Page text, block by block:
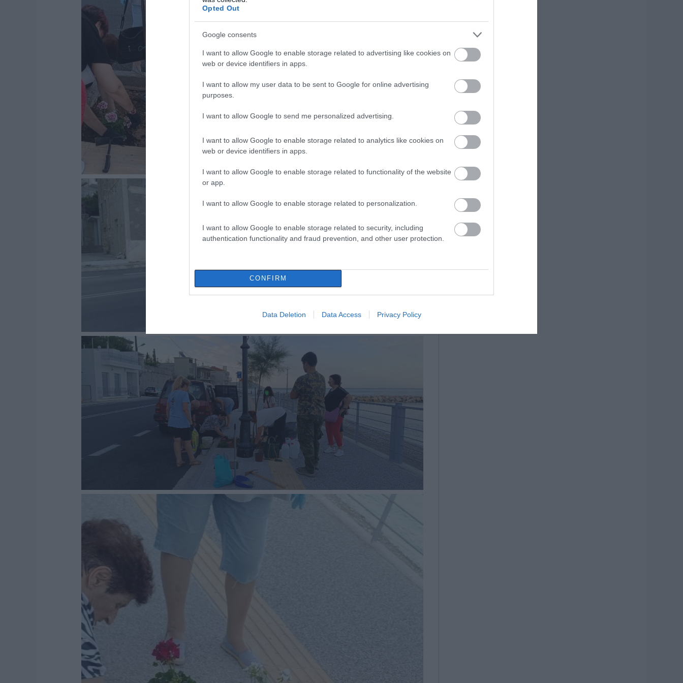
Opted Out
Google consents
I want to allow Google to enable storage related to advertising like cookies on
web or device identifiers in apps.
I want to allow my user data to be sent to Google for online advertising
purposes.
I want to allow Google to send me personalized advertising.
I want to allow Google to enable storage related to analytics like cookies on
web or device identifiers in apps.
I want to allow Google to enable storage related to functionality of the website
or app.
I want to allow Google to enable storage related to personalization.
I want to allow Google to enable storage related to security, including
authentication functionality and fraud prevention, and other user protection.
CONFIRM
Data Deletion Data Access Privacy Policy
08.08.2026 | 13:20
Εικόνες σοκ σε
κοιμητήριο της
έκαναν
08.08.2026 | 13:00